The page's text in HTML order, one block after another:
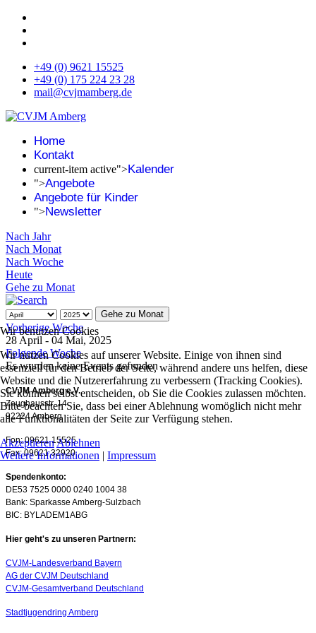
+49 (0) 9621 15525
+49 (0) 175 224 23 28
mail@cvjmamberg.de
Home
Kontakt
current-item active">Kalender
">Angebote
Angebote für Kinder
">Newsletter
Nach Jahr
Nach Monat
Nach Woche
Heute
Gehe zu Monat
Gehe zu Monat
Vorherige Woche
28 April - 04 Mai, 2025
Folgende Woche
Es wurden keine Events gefunden
CVJM Amberg e.V.
Zeughausstr. 14
92224 Amberg
Fon: 09621 15525
Fax: 09621 32920
Spendenkonto:
DE53 7525 0000 0240 1004 38
Bank: Sparkasse Amberg-Sulzbach
BIC: BYLADEM1ABG
Hier geht's zu unseren Partnern:
CVJM-Landesverband Bayern
AG der CVJM Deutschland
CVJM-Gesamtverband Deutschland
Stadtjugendring Amberg
Wir benutzen Cookies
Wir nutzen Cookies auf unserer Website. Einige von ihnen sind
essenziell für den Betrieb der Seite, während andere uns helfen, diese
Website und die Nutzererfahrung zu verbessern (Tracking Cookies).
Sie können selbst entscheiden, ob Sie die Cookies zulassen möchten.
Bitte beachten Sie, dass bei einer Ablehnung womöglich nicht mehr
alle Funktionalitäten der Seite zur Verfügung stehen.
AkzeptierenAblehnen
Weitere Informationen | Impressum